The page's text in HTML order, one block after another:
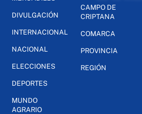
DIVULGACIÓN
INTERNACIONAL
NACIONAL
ELECCIONES
DEPORTES
MUNDO
AGRARIO
CAMPO DE
CRIPTANA
COMARCA
PROVINCIA
REGIÓN